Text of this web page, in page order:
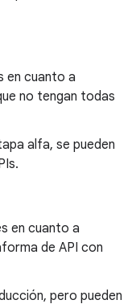
en cuanto a
no tengan todas
alfa, se pueden
en cuanto a
de API con
pero pueden